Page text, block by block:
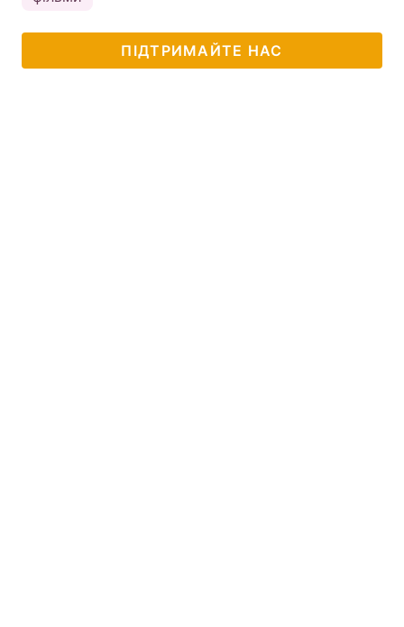
ПІДТРИМАЙТЕ НАС